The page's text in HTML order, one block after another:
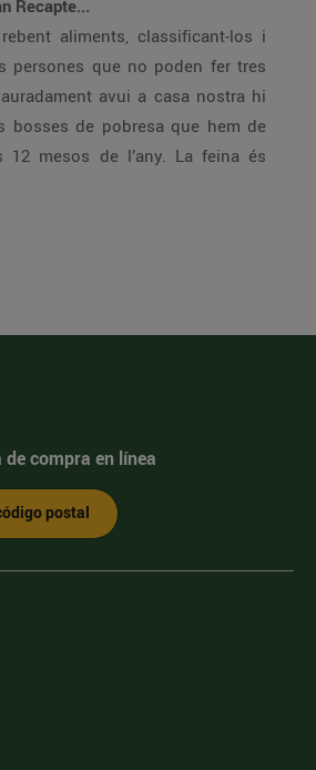
Recapte...
aliments, classificant-los i
persones que no poden fer tres
avui a casa nostra hi
bosses de pobresa que hem de
12 mesos de l’any. La feina és
compra en línea
postal